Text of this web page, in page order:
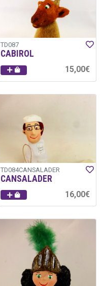
TD087
CABIROL
15,00€
TD084CANSALADER
CANSALADER
16,00€